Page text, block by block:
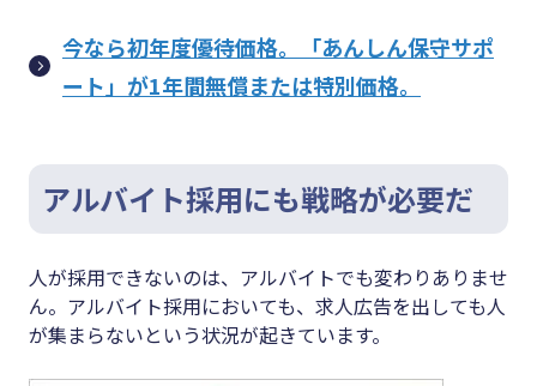
今なら初年度優待価格。「あんしん保守サポ
ート」が1年間無償または特別価格。
アルバイト採用にも戦略が必要だ
人が採用できないのは、アルバイトでも変わりありませ
ん。アルバイト採用においても、求人広告を出しても人
が集まらないという状況が起きています。